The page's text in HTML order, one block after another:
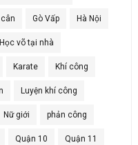
Gò Vấp Hà Nội
Học võ tại nhà
Karate Khí công
Luyện khí công
Nữ giới phản công
Quận 10 Quận 11